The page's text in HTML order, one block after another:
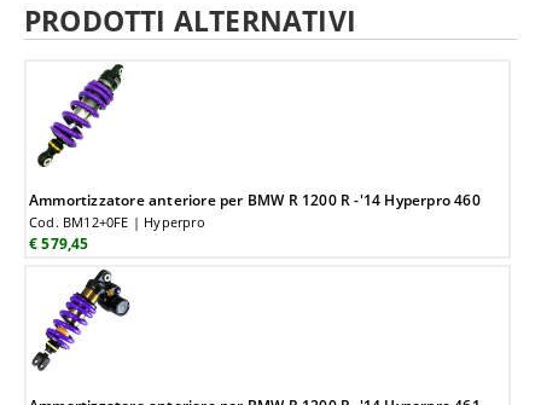
PRODOTTI ALTERNATIVI
Ammortizzatore anteriore per BMW R 1200 R -'14 Hyperpro 460
Cod. BM12+0FE | Hyperpro
€ 579,45